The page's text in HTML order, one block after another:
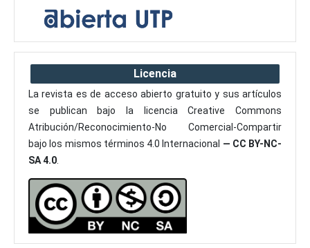
Licencia
La revista es de acceso abierto gratuito y sus artículos
se publican bajo la licencia Creative Commons
Atribución/Reconocimiento-No Comercial-Compartir
bajo los mismos términos 4.0 Internacional — CC BY-NC-
SA 4.0.